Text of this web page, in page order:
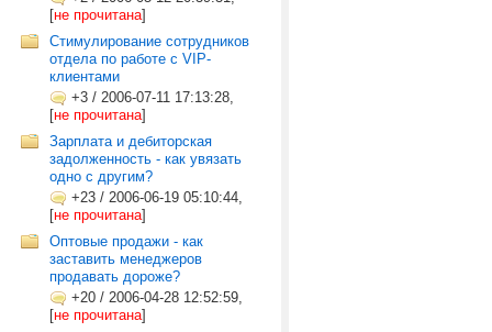
[не прочитана]
Стимулирование сотрудников
отдела по работе с VIP-
клиентами
+3 / 2006-07-11 17:13:28,
[не прочитана]
Зарплата и дебиторская
задолженность - как увязать
одно с другим?
+23 / 2006-06-19 05:10:44,
[не прочитана]
Оптовые продажи - как
заставить менеджеров
продавать дороже?
+20 / 2006-04-28 12:52:59,
[не прочитана]